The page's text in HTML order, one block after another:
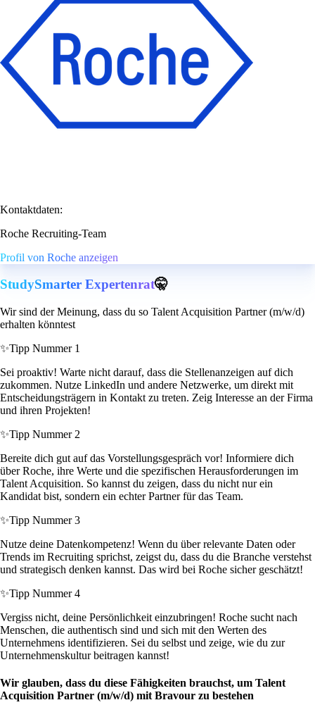
Kontaktdaten:
Roche Recruiting-Team
Profil von Roche anzeigen
StudySmarter Expertenrat🤫
Wir sind der Meinung, dass du so Talent Acquisition Partner (m/w/d)
erhalten könntest
✨Tipp Nummer 1
Sei proaktiv! Warte nicht darauf, dass die Stellenanzeigen auf dich
zukommen. Nutze LinkedIn und andere Netzwerke, um direkt mit
Entscheidungsträgern in Kontakt zu treten. Zeig Interesse an der Firma
und ihren Projekten!
✨Tipp Nummer 2
Bereite dich gut auf das Vorstellungsgespräch vor! Informiere dich
über Roche, ihre Werte und die spezifischen Herausforderungen im
Talent Acquisition. So kannst du zeigen, dass du nicht nur ein
Kandidat bist, sondern ein echter Partner für das Team.
✨Tipp Nummer 3
Nutze deine Datenkompetenz! Wenn du über relevante Daten oder
Trends im Recruiting sprichst, zeigst du, dass du die Branche verstehst
und strategisch denken kannst. Das wird bei Roche sicher geschätzt!
✨Tipp Nummer 4
Vergiss nicht, deine Persönlichkeit einzubringen! Roche sucht nach
Menschen, die authentisch sind und sich mit den Werten des
Unternehmens identifizieren. Sei du selbst und zeige, wie du zur
Unternehmenskultur beitragen kannst!
Wir glauben, dass du diese Fähigkeiten brauchst, um Talent
Acquisition Partner (m/w/d) mit Bravour zu bestehen